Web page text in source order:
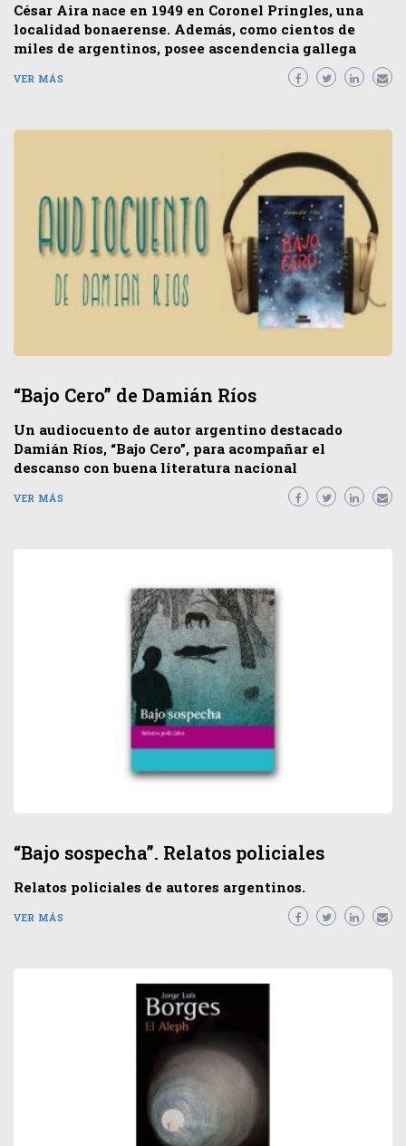
César Aira nace en 1949 en Coronel Pringles, una
localidad bonaerense. Además, como cientos de
miles de argentinos, posee ascendencia gallega
VER MÁS
“Bajo Cero” de Damián Ríos
Un audiocuento de autor argentino destacado
Damián Ríos, “Bajo Cero”, para acompañar el
descanso con buena literatura nacional
VER MÁS
“Bajo sospecha”. Relatos policiales
Relatos policiales de autores argentinos.
VER MÁS